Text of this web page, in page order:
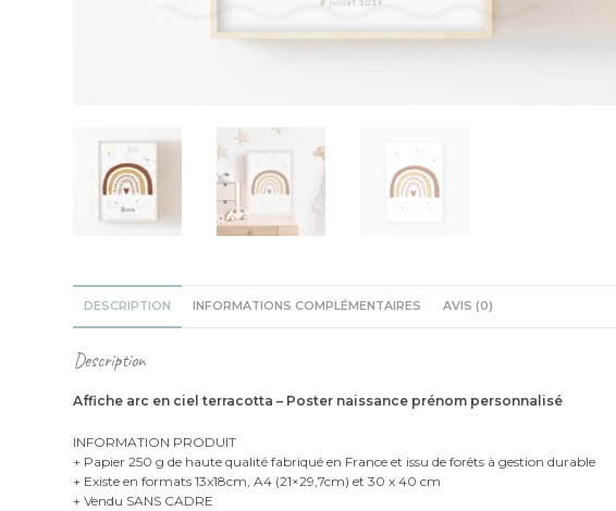
DESCRIPTION INFORMATIONS COMPLÉMENTAIRES AVIS (0)
Description
Affiche arc en ciel terracotta – Poster naissance prénom personnalisé
INFORMATION PRODUIT
+ Papier 250 g de haute qualité fabriqué en France et issu de forêts à gestion durable
+ Existe en formats 13x18cm, A4 (21×29,7cm) et 30 x 40 cm
+ Vendu SANS CADRE